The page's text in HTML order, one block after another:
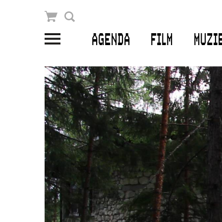
AGENDA FILM
Winkelmandje
PLAN JE BEZOEK
Openingstijden & contact
Bereikbaarheid
Kaartverkoop
EDUCATIE
Schoolvoorstellingen
Filmprogramma’s Primair Onderwijs